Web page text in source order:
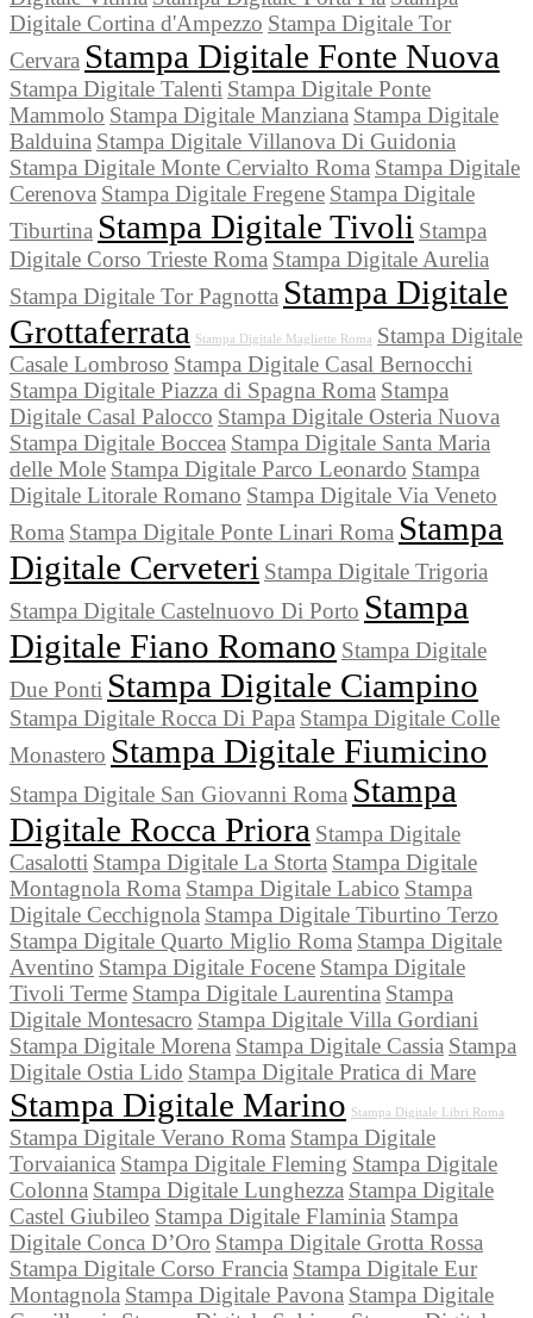
Digitale Cortina d'Ampezzo Stampa Digitale Tor
Cervara Stampa Digitale Fonte Nuova
Stampa Digitale Talenti Stampa Digitale Ponte
Mammolo Stampa Digitale Manziana Stampa Digitale
Balduina Stampa Digitale Villanova Di Guidonia
Stampa Digitale Monte Cervialto Roma Stampa Digitale
Cerenova Stampa Digitale Fregene Stampa Digitale
Tiburtina Stampa Digitale Tivoli Stampa
Digitale Corso Trieste Roma Stampa Digitale Aurelia
Stampa Digitale Tor Pagnotta Stampa Digitale
Grottaferrata
Stampa Digitale Magliette Roma Stampa Digitale
Casale Lombroso Stampa Digitale Casal Bernocchi
Stampa Digitale Piazza di Spagna Roma Stampa
Digitale Casal Palocco Stampa Digitale Osteria Nuova
Stampa Digitale Boccea Stampa Digitale Santa Maria
delle Mole Stampa Digitale Parco Leonardo Stampa
Digitale Litorale Romano Stampa Digitale Via Veneto
Roma Stampa Digitale Ponte Linari Roma Stampa
Digitale Cerveteri Stampa Digitale Trigoria
Stampa Digitale Castelnuovo Di Porto Stampa
Digitale Fiano Romano Stampa Digitale
Due Ponti Stampa Digitale Ciampino
Stampa Digitale Rocca Di Papa Stampa Digitale Colle
Monastero Stampa Digitale Fiumicino
Stampa Digitale San Giovanni Roma Stampa
Digitale Rocca Priora Stampa Digitale
Casalotti Stampa Digitale La Storta Stampa Digitale
Montagnola Roma Stampa Digitale Labico Stampa
Digitale Cecchignola Stampa Digitale Tiburtino Terzo
Stampa Digitale Quarto Miglio Roma Stampa Digitale
Aventino Stampa Digitale Focene Stampa Digitale
Tivoli Terme Stampa Digitale Laurentina Stampa
Digitale Montesacro Stampa Digitale Villa Gordiani
Stampa Digitale Morena Stampa Digitale Cassia Stampa
Digitale Ostia Lido Stampa Digitale Pratica di Mare
Stampa Digitale Marino Stampa Digitale Libri Roma
Stampa Digitale Verano Roma Stampa Digitale
Torvaianica Stampa Digitale Fleming Stampa Digitale
Colonna Stampa Digitale Lunghezza Stampa Digitale
Castel Giubileo Stampa Digitale Flaminia Stampa
Digitale Conca D’Oro Stampa Digitale Grotta Rossa
Stampa Digitale Corso Francia Stampa Digitale Eur
Montagnola Stampa Digitale Pavona Stampa Digitale